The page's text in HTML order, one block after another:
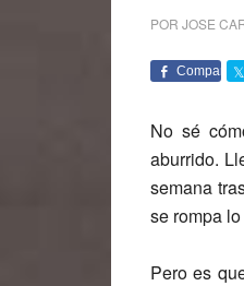
POR JOSE
Comparte
No sé
aburrido.
semana
se rompa
Pero es